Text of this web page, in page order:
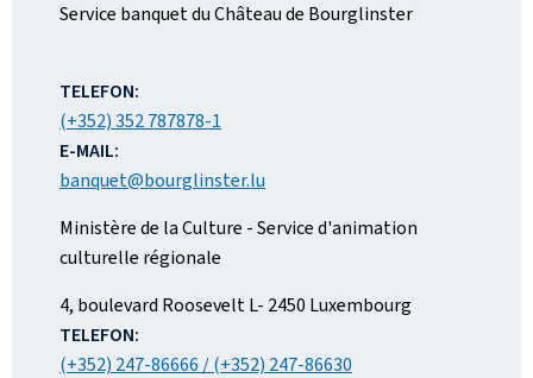
Service banquet du Château de Bourglinster
TELEFON:
(+352) 352 787878-1
E-MAIL:
banquet@bourglinster.lu
Ministère de la Culture - Service d'animation
culturelle régionale
ADRESSE:
4, boulevard RooseveltL- 2450 Luxembourg
TELEFON:
(+352) 247-86666 / (+352) 247-86630